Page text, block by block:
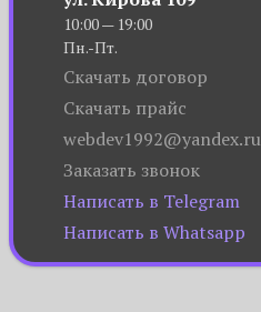
10:00 — 19:00
Пн.-Пт.
Скачать договор
Скачать прайс
webdev1992@yandex.ru
Заказать звонок
Написать в Telegram
Написать в Whatsapp